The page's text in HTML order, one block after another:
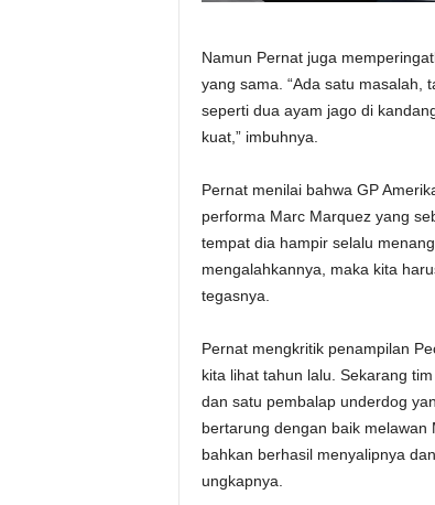
Namun Pernat juga
yang sama. “Ada satu masalah,
seperti dua ayam jago di
kuat,” imbuhnya.
Pernat menilai bahwa GP
performa Marc Marquez yang
tempat dia hampir selalu
mengalahkannya, maka kita
tegasnya.
Pernat mengkritik penampilan
kita lihat tahun lalu. Sekarang
dan satu pembalap underdog
bertarung dengan baik
bahkan berhasil menyalipnya
ungkapnya.